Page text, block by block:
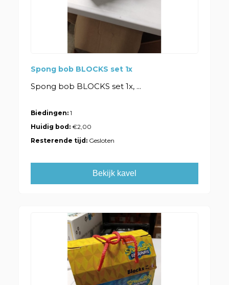
Spong bob BLOCKS set 1x
Spong bob BLOCKS set 1x, ...
Biedingen: 1
Huidig bod:€2,00
Resterende tijd: Gesloten
Bekijk kavel